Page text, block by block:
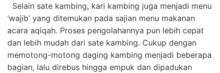
Selain sate kambing, kari kambing juga menjadi menu
‘wajib’ yang ditemukan pada sajian menu makanan
acara aqiqah. Proses pengolahannya pun lebih cepat
dan lebih mudah dari sate kambing. Cukup dengan
memotong-motong daging kambing menjadi beberapa
bagian, lalu direbus hingga empuk dan dipadukan